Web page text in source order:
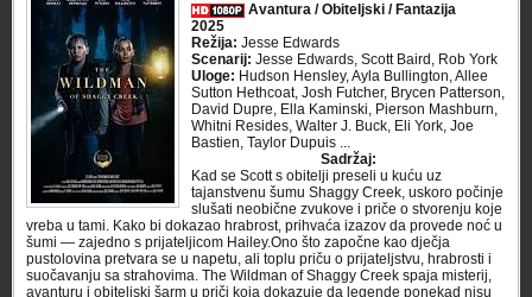
Avantura / Obiteljski / Fantazija
2025
Režija: Jesse Edwards
Scenarij: Jesse Edwards, Scott Baird, Rob York
Uloge: Hudson Hensley, Ayla Bullington, Allee
Sutton Hethcoat, Josh Futcher, Brycen Patterson,
David Dupre, Ella Kaminski, Pierson Mashburn,
Whitni Resides, Walter J. Buck, Eli York, Joe
Bastien, Taylor Dupuis ...
Sadržaj:
Kad se Scott s obitelji preseli u kuću uz
tajanstvenu šumu Shaggy Creek, uskoro počinje
slušati neobične zvukove i priče o stvorenju koje
vreba u tami. Kako bi dokazao hrabrost, prihvaća izazov da provede noć u
šumi — zajedno s prijateljicom Hailey.Ono što započne kao dječja
pustolovina pretvara se u napetu, ali toplu priču o prijateljstvu, hrabrosti i
suočavanju sa strahovima. The Wildman of Shaggy Creek spaja misterij,
avanturu i obiteljski šarm u priči koja dokazuje da legende ponekad nisu